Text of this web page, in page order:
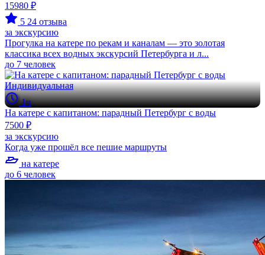
15980 ₽
5 24 отзыва
за экскурсию
Прогулка на катере по рекам и каналам — это золотая
классика всех водных экскурсий Петербурга и л...
до 7 человек
Индивидуальная
1ч
На катере с капитаном: парадный Петербург с воды
7500 ₽
за экскурсию
Когда уже прошёл все пешие маршруты
на катере
до 6 человек